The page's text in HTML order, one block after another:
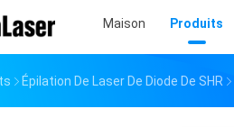
Maison Produits
Épilation De Laser De Diode De SHR